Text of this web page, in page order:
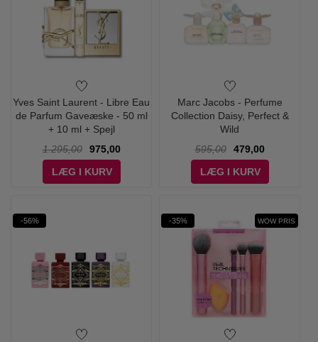
Yves Saint Laurent - Libre Eau
de Parfum Gaveæske - 50 ml
+ 10 ml + Spejl
1.295,00
975,00
LÆG I KURV
Marc Jacobs - Perfume
Collection Daisy, Perfect &
Wild
595,00
479,00
LÆG I KURV
-56% -35% WOW PRIS